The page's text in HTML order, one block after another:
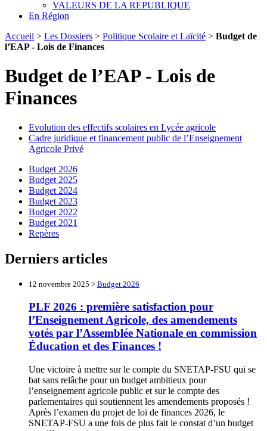
VALEURS DE LA REPUBLIQUE
En Région
Accueil > Les Dossiers > Politique Scolaire et Laïcité > Budget de
l’EAP - Lois de Finances
Budget de l’EAP - Lois de
Finances
Evolution des effectifs scolaires en Lycée agricole
Cadre juridique et financement public de l’Enseignement
Agricole Privé
Budget 2026
Budget 2025
Budget 2024
Budget 2023
Budget 2022
Budget 2021
Repères
Derniers articles
12 novembre 2025 > Budget 2026
PLF 2026 : première satisfaction pour
l’Enseignement Agricole, des amendements
votés par l’Assemblée Nationale en commission
Éducation et des Finances !
Une victoire à mettre sur le compte du SNETAP-FSU qui se
bat sans relâche pour un budget ambitieux pour
l’enseignement agricole public et sur le compte des
parlementaires qui soutiennent les amendements proposés !
Après l’examen du projet de loi de finances 2026, le
SNETAP-FSU a une fois de plus fait le constat d’un budget